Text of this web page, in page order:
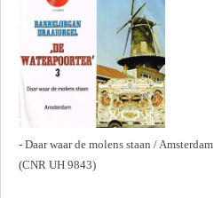
- Daar waar de molens staan / Amsterdam
(CNR UH 9843)